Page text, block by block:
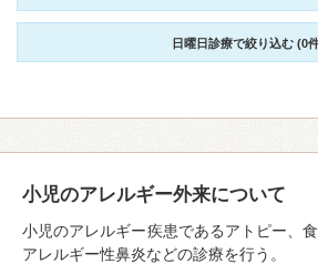
日曜日診療で絞り込む (0
小児のアレルギー外来について
小児のアレルギー疾患であるアトピー、
アレルギー性鼻炎などの診療を行う。